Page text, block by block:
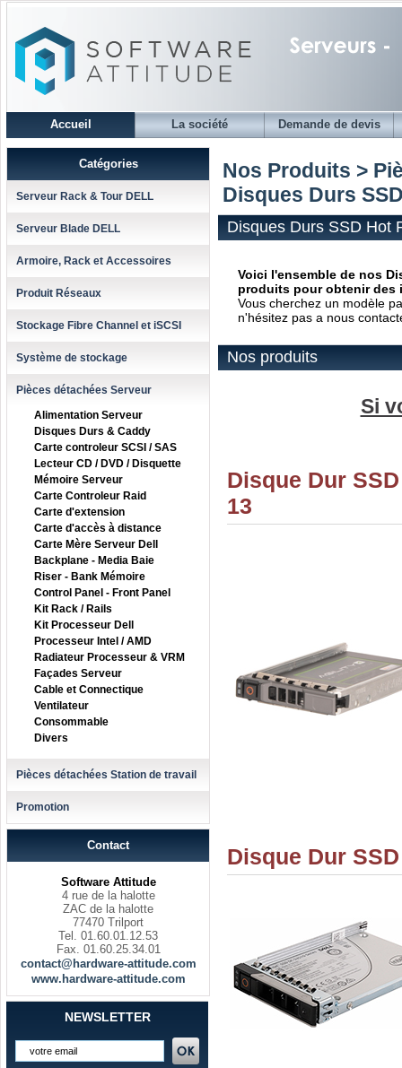
Accueil La société Demande de devis
Catégories
Serveur Rack & Tour DELL
Serveur Blade DELL
Armoire, Rack et Accessoires
Produit Réseaux
Stockage Fibre Channel et iSCSI
Système de stockage
Pièces détachées Serveur
Alimentation Serveur
Disques Durs & Caddy
Carte controleur SCSI / SAS
Lecteur CD / DVD / Disquette
Mémoire Serveur
Carte Controleur Raid
Carte d'extension
Carte d'accès à distance
Carte Mère Serveur Dell
Backplane - Media Baie
Riser - Bank Mémoire
Control Panel - Front Panel
Kit Rack / Rails
Kit Processeur Dell
Processeur Intel / AMD
Radiateur Processeur & VRM
Façades Serveur
Cable et Connectique
Ventilateur
Consommable
Divers
Pièces détachées Station de travail
Promotion
Contact
Software Attitude
4 rue de la halotte
ZAC de la halotte
77470 Trilport
Tel. 01.60.01.12.53
Fax. 01.60.25.34.01
contact@hardware-attitude.com
www.hardware-attitude.com
NEWSLETTER
Nos Produits >
Disques Durs
Disques Durs SSD Hot
Voici l'ensemble de nos
produits pour obtenir des
Vous cherchez un modèle
n'hésitez pas a nous
Nos produits
Si
Disque Dur
13
Disque Dur